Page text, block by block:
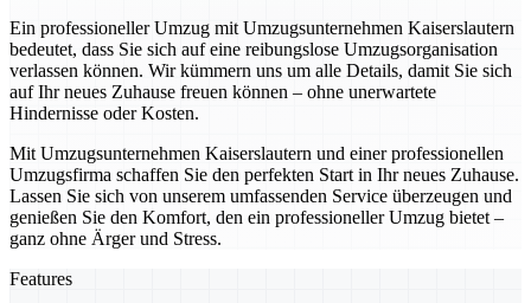
Ein professioneller Umzug mit Umzugsunternehmen Kaiserslautern
bedeutet, dass Sie sich auf eine reibungslose Umzugsorganisation
verlassen können. Wir kümmern uns um alle Details, damit Sie sich
auf Ihr neues Zuhause freuen können – ohne unerwartete
Hindernisse oder Kosten.
Mit Umzugsunternehmen Kaiserslautern und einer professionellen
Umzugsfirma schaffen Sie den perfekten Start in Ihr neues Zuhause.
Lassen Sie sich von unserem umfassenden Service überzeugen und
genießen Sie den Komfort, den ein professioneller Umzug bietet –
ganz ohne Ärger und Stress.
Features